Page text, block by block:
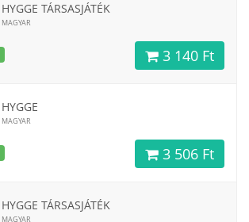
HYGGE TÁRSASJÁTÉK
MAGYAR
3 140 Ft
HYGGE
MAGYAR
3 506 Ft
HYGGE TÁRSASJÁTÉK
MAGYAR